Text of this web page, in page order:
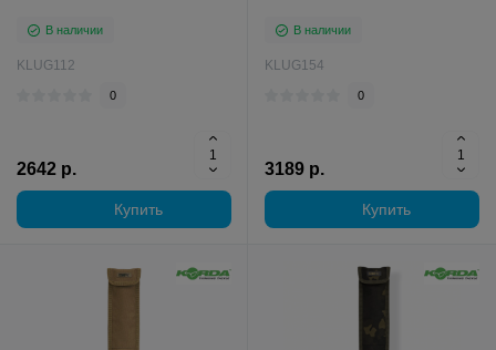
В наличии
KLUG112
0
2642 р.
Купить
В наличии
KLUG154
0
3189 р.
Купить